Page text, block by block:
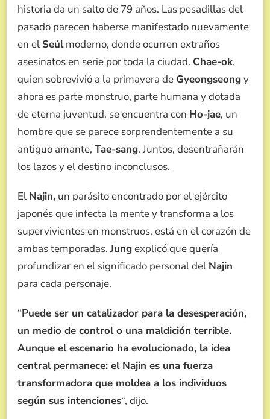
historia da un salto de 79 años. Las pesadillas del
pasado parecen haberse manifestado nuevamente
en el Seúlmoderno, donde ocurren extraños
asesinatos en serie por toda la ciudad. Chae-ok,
quien sobrevivió a la primavera de Gyeongseongy
ahora es parte monstruo, parte humana y dotada
de eterna juventud, se encuentra con Ho-jae, un
hombre que se parece sorprendentemente a su
antiguo amante, Tae-sang. Juntos, desentrañarán
los lazos y el destino inconclusos.
El Najin, un parásito encontrado por el ejército
japonés que infecta la mente y transforma a los
supervivientes en monstruos, está en el corazón de
ambas temporadas. Jungexplicó que quería
profundizar en el significado personal del Najin
para cada personaje.
“Puede ser un catalizador para la desesperación,
un medio de control o una maldición terrible.
Aunque el escenario ha evolucionado, la idea
central permanece: el Najin es una fuerza
transformadora que moldea a los individuos
según sus intenciones“, dijo.